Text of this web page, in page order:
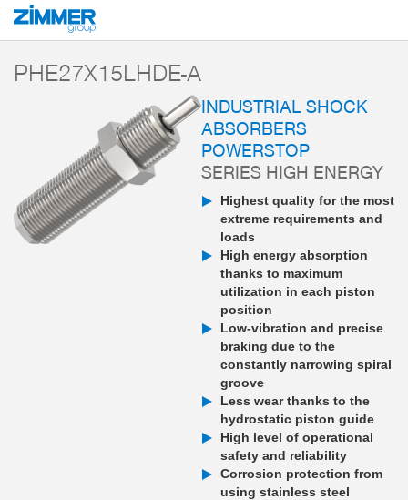
Start Products
PHE27X15LHDE-A
INDUSTRIAL SHOCK
ABSORBERS
POWERSTOP
SERIES HIGH ENERGY
Highest quality for the most
extreme requirements and
loads
High energy absorption
thanks to maximum
utilization in each piston
position
Low-vibration and precise
braking due to the
constantly narrowing spiral
groove
Less wear thanks to the
hydrostatic piston guide
High level of operational
safety and reliability
Corrosion protection from
using stainless steel